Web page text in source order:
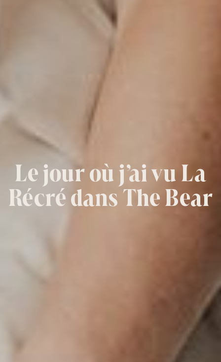
Le jour où j’ai vu La
Récré dans The Bear